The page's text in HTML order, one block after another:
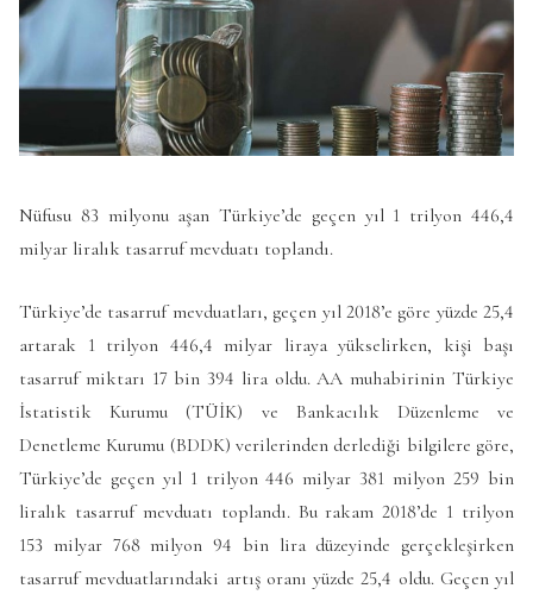
Nüfusu 83 milyonu aşan Türkiye’de geçen yıl 1 trilyon 446,4
milyar liralık tasarruf mevduatı toplandı.
Türkiye’de tasarruf mevduatları, geçen yıl 2018’e göre yüzde 25,4
artarak 1 trilyon 446,4 milyar liraya yükselirken, kişi başı
tasarruf miktarı 17 bin 394 lira oldu. AA muhabirinin Türkiye
İstatistik Kurumu (TÜİK) ve Bankacılık Düzenleme ve
Denetleme Kurumu (BDDK) verilerinden derlediği bilgilere göre,
Türkiye’de geçen yıl 1 trilyon 446 milyar 381 milyon 259 bin
liralık tasarruf mevduatı toplandı. Bu rakam 2018’de 1 trilyon
153 milyar 768 milyon 94 bin lira düzeyinde gerçekleşirken
tasarruf mevduatlarındaki artış oranı yüzde 25,4 oldu. Geçen yıl